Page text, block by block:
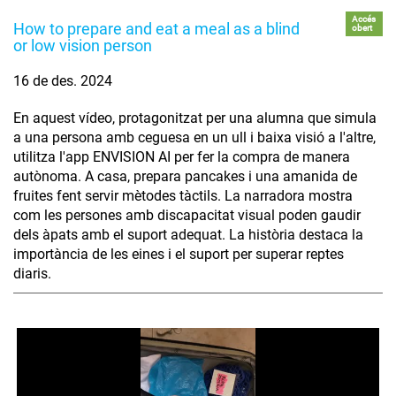
How to prepare and eat a meal as a blind
or low vision person
Accés
obert
16 de des. 2024
En aquest vídeo, protagonitzat per una alumna que simula
a una persona amb ceguesa en un ull i baixa visió a l'altre,
utilitza l'app ENVISION AI per fer la compra de manera
autònoma. A casa, prepara pancakes i una amanida de
fruites fent servir mètodes tàctils. La narradora mostra
com les persones amb discapacitat visual poden gaudir
dels àpats amb el suport adequat. La història destaca la
importància de les eines i el suport per superar reptes
diaris.